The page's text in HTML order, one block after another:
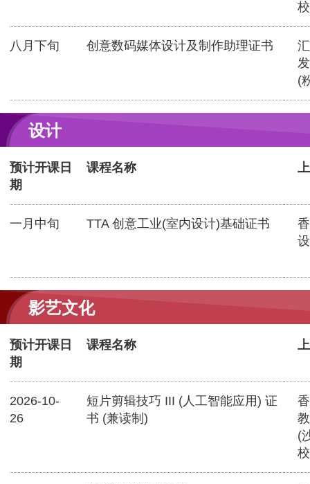
八月下旬 创意数码媒体设计及制作助理证书
(
设计
预计开课日
期
课程名称
一月中旬 TTA 创意工业(室内设计)基础证书
影艺文化
预计开课日
期
课程名称
2026-10-
26
短片剪辑技巧 III (人工智能应用) 证
书 (兼读制)
(